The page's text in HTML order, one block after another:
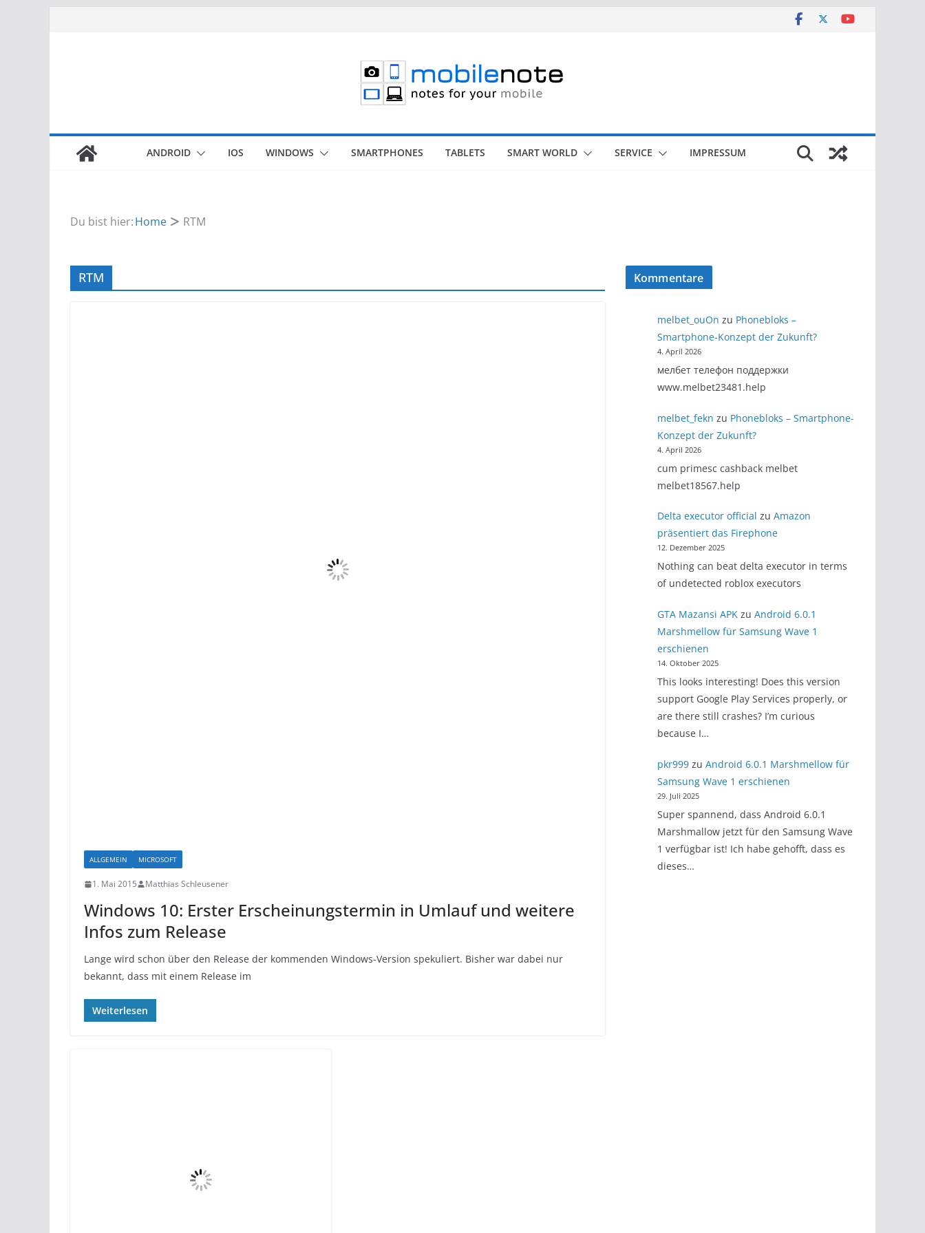
ANDROID IOS WINDOWS SMARTPHONES TABLETS SMART WORLD SERVICE IMPRESSUM
Du bist hier:Home RTM
RTM
ALLGEMEIN MICROSOFT
1. Mai 2015 Matthias Schleusener
Windows 10: Erster Erscheinungstermin in Umlauf und weitere
Infos zum Release
Lange wird schon über den Release der kommenden Windows-Version spekuliert. Bisher war dabei nur
bekannt, dass mit einem Release im
Weiterlesen
Kommentare
melbet_ouOn zu Phonebloks –
Smartphone-Konzept der Zukunft?
4. April 2026
мелбет телефон поддержки
www.melbet23481.help
melbet_fekn zu Phonebloks – Smartphone-
Konzept der Zukunft?
4. April 2026
cum primesc cashback melbet
melbet18567.help
Delta executor official zu Amazon
präsentiert das Firephone
12. Dezember 2025
Nothing can beat delta executor in terms
of undetected roblox executors
GTA Mazansi APKzu Android 6.0.1
Marshmellow für Samsung Wave 1
erschienen
14. Oktober 2025
This looks interesting! Does this version
support Google Play Services properly, or
are there still crashes? I’m curious
because I…
pkr999zu Android 6.0.1 Marshmellow für
Samsung Wave 1 erschienen
29. Juli 2025
Super spannend, dass Android 6.0.1
Marshmallow jetzt für den Samsung Wave
1 verfügbar ist! Ich habe gehofft, dass es
dieses…